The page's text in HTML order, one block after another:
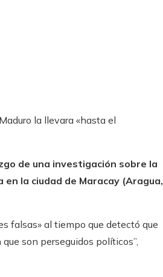
la llevara «hasta el
de una investigación sobre la
la ciudad de Maracay (Aragua,
falsas» al tiempo que detectó que
son perseguidos políticos”,